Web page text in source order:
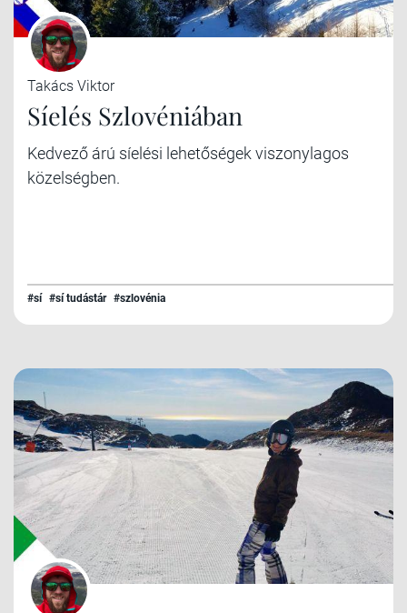
Takács Viktor
Síelés Szlovéniában
Kedvező árú síelési lehetőségek viszonylagos
közelségben.
#sí #sí tudástár #szlovénia